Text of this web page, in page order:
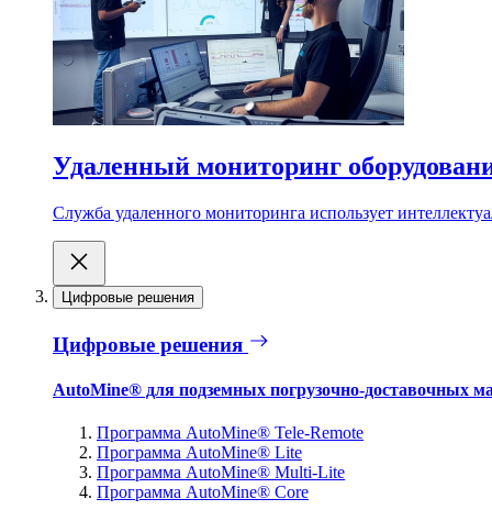
Удаленный мониторинг
Служба удаленного мониторинга использует
Цифровые решения
Цифровые решения
AutoMine® для подземных погрузочно-доставочных
Программа AutoMine® Tele-Remote
Программа AutoMine® Lite
Программа AutoMine® Multi-Lite
Программа AutoMine® Core